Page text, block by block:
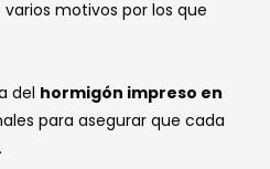
motivos por los que
del hormigón impreso en
para asegurar que cada